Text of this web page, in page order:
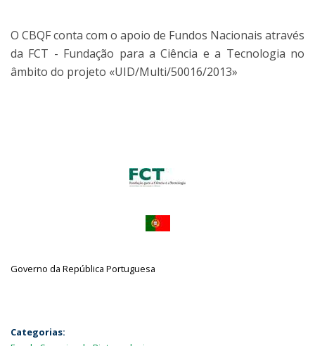
O CBQF conta com o apoio de Fundos Nacionais através
da FCT - Fundação para a Ciência e a Tecnologia no
âmbito do projeto «UID/Multi/50016/2013»
Governo da República Portuguesa
Categorias: